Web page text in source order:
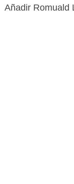
Añadir Romuald